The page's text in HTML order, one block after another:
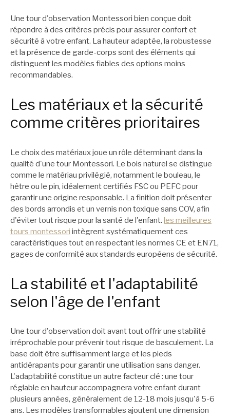
Une tour d'observation Montessori bien conçue doit
répondre à des critères précis pour assurer confort et
sécurité à votre enfant. La hauteur adaptée, la robustesse
et la présence de garde-corps sont des éléments qui
distinguent les modèles fiables des options moins
recommandables.
Les matériaux et la sécurité
comme critères prioritaires
Le choix des matériaux joue un rôle déterminant dans la
qualité d'une tour Montessori. Le bois naturel se distingue
comme le matériau privilégié, notamment le bouleau, le
hêtre ou le pin, idéalement certifiés FSC ou PEFC pour
garantir une origine responsable. La finition doit présenter
des bords arrondis et un vernis non toxique sans COV, afin
d'éviter tout risque pour la santé de l'enfant. les meilleures
tours montessori intègrent systématiquement ces
caractéristiques tout en respectant les normes CE et EN71,
gages de conformité aux standards européens de sécurité.
La stabilité et l'adaptabilité
selon l'âge de l'enfant
Une tour d'observation doit avant tout offrir une stabilité
irréprochable pour prévenir tout risque de basculement. La
base doit être suffisamment large et les pieds
antidérapants pour garantir une utilisation sans danger.
L'adaptabilité constitue un autre facteur clé : une tour
réglable en hauteur accompagnera votre enfant durant
plusieurs années, généralement de 12-18 mois jusqu'à 5-6
ans. Les modèles transformables ajoutent une dimension